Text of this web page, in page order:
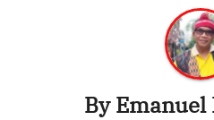
ByEmanuel